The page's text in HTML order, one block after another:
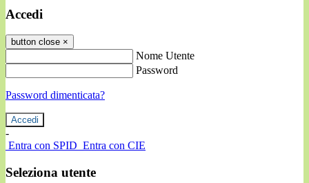
Accedi
button close ×
Nome Utente
Password
Password dimenticata?
-
Entra con SPID Entra con CIE
Seleziona utente